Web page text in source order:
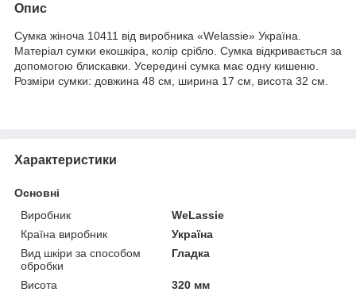
Опис
Сумка жіноча 10411 від виробника «Welassie» Україна.
Матеріал сумки екошкіра, колір срібло. Сумка відкривається за
допомогою блискавки. Усередині сумка має одну кишеню.
Розміри сумки: довжина 48 см, ширина 17 см, висота 32 см.
Характеристики
Основні
Виробник
WeLassie
Країна виробник
Україна
Вид шкіри за способом
обробки
Гладка
Висота
320 мм